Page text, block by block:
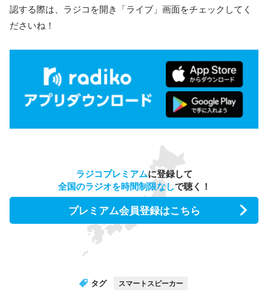
認する際は、ラジコを開き「ライブ」画面をチェックしてく
ださいね！
ラジコプレミアムに登録して
全国のラジオを時間制限なしで聴く！
プレミアム会員登録はこちら
タグ スマートスピーカー